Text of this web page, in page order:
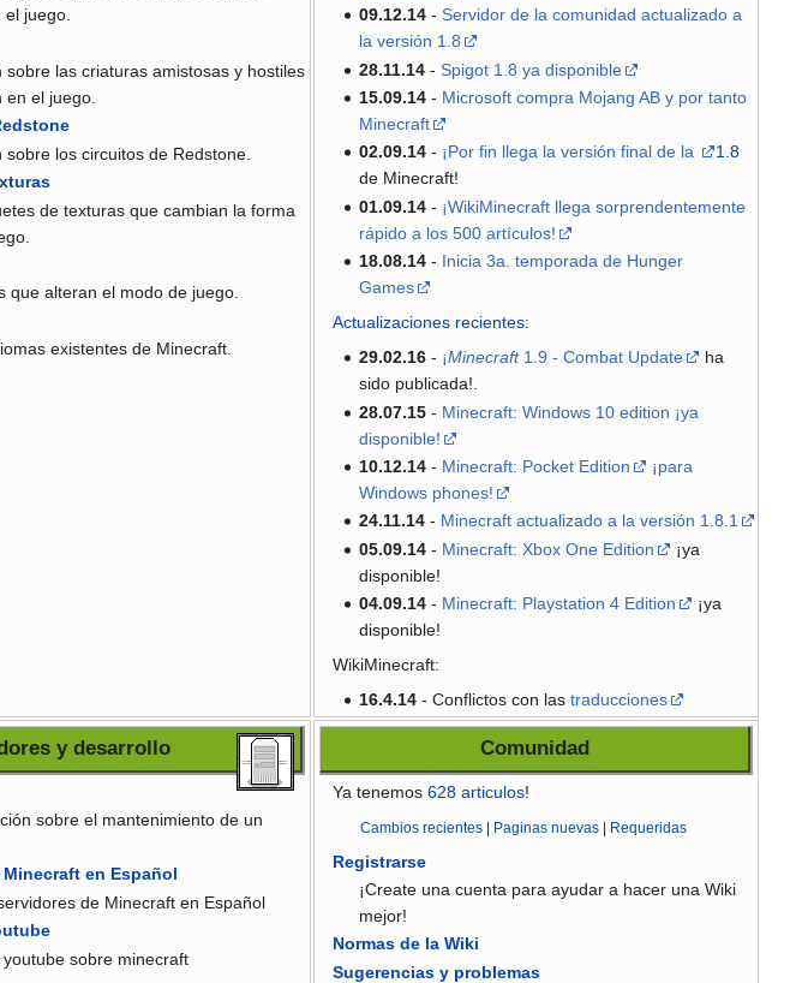
juego.
sobre las criaturas amistosas y hostiles
en el juego.
sobre los circuitos de Redstone.
de texturas que cambian la forma
que alteran el modo de juego.
existentes de Minecraft.
09.12.14 -Servidor de la comunidad actualizado a
la versión 1.8
28.11.14 -Spigot 1.8 ya disponible
15.09.14 - Microsoft compra Mojang AB y por tanto
Minecraft
02.09.14 - ¡Por fin llega la versión final de la
1.8
de Minecraft!
01.09.14 - ¡WikiMinecraft llega sorprendentemente
rápido a los 500 artículos!
18.08.14 - Inicia 3a. temporada de Hunger
Games
Actualizaciones recientes:
29.02.16 - ¡Minecraft1.9 - Combat Update
ha
sido publicada!.
28.07.15 - Minecraft: Windows 10 edition ¡ya
disponible!
10.12.14 - Minecraft: Pocket Edition
¡para
Windows phones!
24.11.14 - Minecraft actualizado a la versión 1.8.1
05.09.14 - Minecraft: Xbox One Edition
¡ya
disponible!
04.09.14 - Minecraft: Playstation 4 Edition
¡ya
disponible!
WikiMinecraft:
16.4.14 - Conflictos con lastraducciones
y desarrollo
sobre el mantenimiento de un
en Español
de Minecraft en Español
sobre minecraft
Comunidad
Ya tenemos 628 articulos!
Cambios recientes | Paginas nuevas | Requeridas
Registrarse
¡Create una cuenta para ayudar a hacer una Wiki
mejor!
Normas de la Wiki
Sugerencias y problemas